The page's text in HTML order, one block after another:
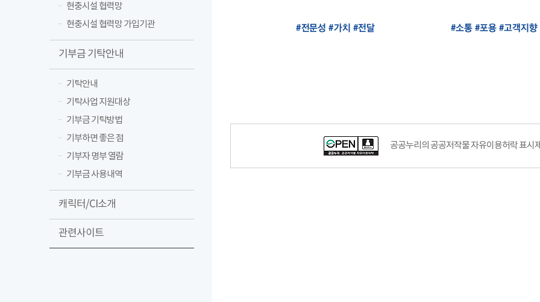
현충시설 협력망
현충시설 협력망 가입기관
기부금 기탁안내
기탁안내
기탁사업 지원대상
기부금 기탁방법
기부하면 좋은 점
기부자 명부 열람
기부금 사용내역
캐릭터/CI소개
관련사이트
공공누리공공저작물자유이용허락–출처표시이미지
공공누리의 공공저작물 자유이용허락 표시